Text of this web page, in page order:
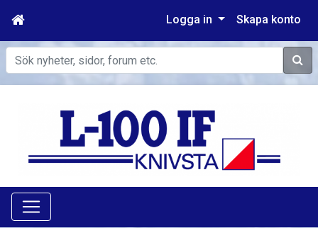
Logga in Skapa konto
Sök